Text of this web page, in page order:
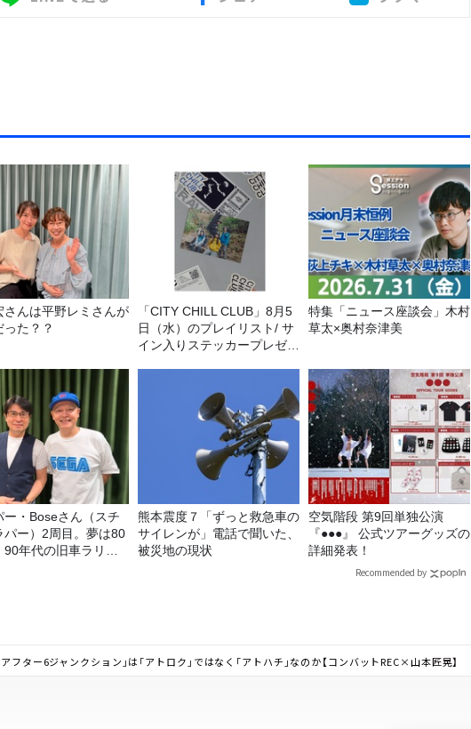
さんは平野レミさんが
った？？
「CITY CHILL CLUB」8月5
日（水）のプレイリスト/ サ
イン入りステッカープレゼン
特集「ニュース座談会」木村
草太×奥村奈津美
ー・Boseさん（スチ
パー）2周目。夢は80
90年代の旧車ラリ
熊本震度７「ずっと救急車の
サイレンが」電話で聞いた、
被災地の現状
空気階段 第9回単独公演
『●●●』 公式ツアーグッズの
詳細発表！
Recommended by
フター6ジャンクション」は「アトロク」ではなく「アトハチ」なのか【コンバットREC×山本匠晃】